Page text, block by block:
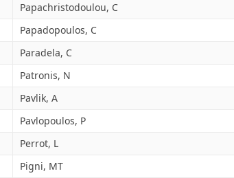
Papachristodoulou, C
Papadopoulos, C
Paradela, C
Patronis, N
Pavlik, A
Pavlopoulos, P
Perrot, L
Pigni, MT